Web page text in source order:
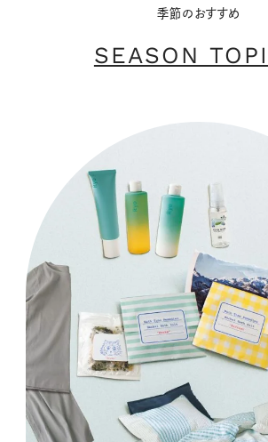
季節のおすすめ
SEASON